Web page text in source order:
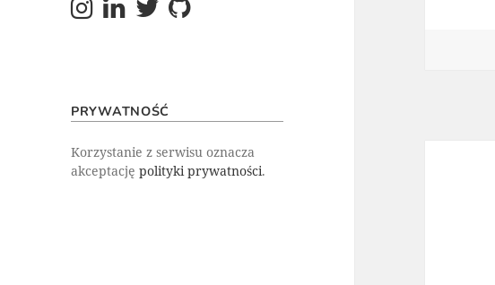
PRYWATNOŚĆ
Korzystanie z serwisu oznacza
akceptacjępolityki prywatności.